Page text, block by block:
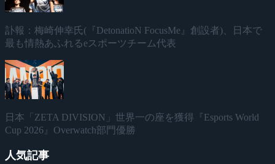
訃報：梅崎伸幸氏(『DetonatioN FocusMe』創設者)、日本で
最も情熱あふれるeスポーツチーム代表
日本「ZETA DIVISION」世界一の座を獲得『Esports World
Cup 2026』Overwatch部門優勝
人気記事